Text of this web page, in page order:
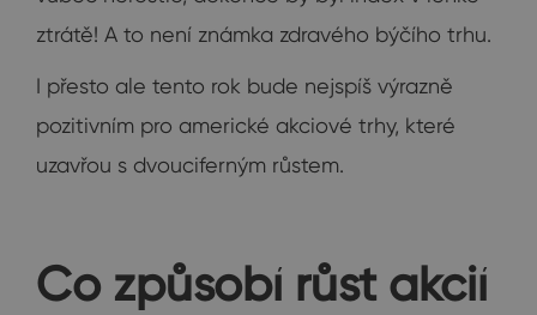
ztrátě! A to není známka zdravého býčího trhu.
I přesto ale tento rok bude nejspíš výrazně
pozitivním pro americké akciové trhy, které
uzavřou s dvouciferným růstem.
Co způsobí růst akcií